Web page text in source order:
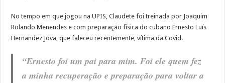
No tempo em que jogou na UPIS, Claudete foi treinada por Joaquim
Rolando Menendes e com preparação física do cubano Ernesto Luís
Hernandez Jova, que faleceu recentemente, vítima da Covid.
“Ernesto foi um pai para mim. Foi ele quem fez
a minha recuperação e preparação para voltar a